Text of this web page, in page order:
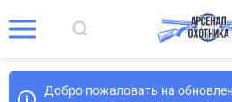
Добро пожаловать на